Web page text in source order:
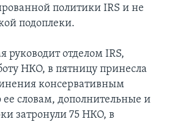
политики IRS и не
подоплеки.
руководит отделом IRS,
НКО, в пятницу принесла
консервативным
словам, дополнительные и
затронули 75 НКО, в